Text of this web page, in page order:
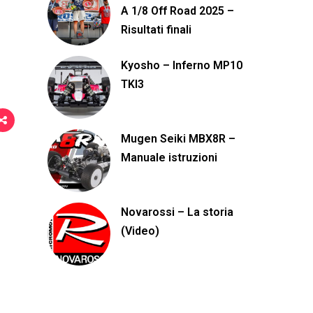
A 1/8 Off Road 2025 –
Risultati finali
Kyosho – Inferno MP10
TKI3
Mugen Seiki MBX8R –
Manuale istruzioni
Novarossi – La storia
(Video)